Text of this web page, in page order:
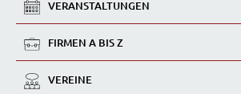
VERANSTALTUNGEN
FIRMEN A BIS Z
VEREINE